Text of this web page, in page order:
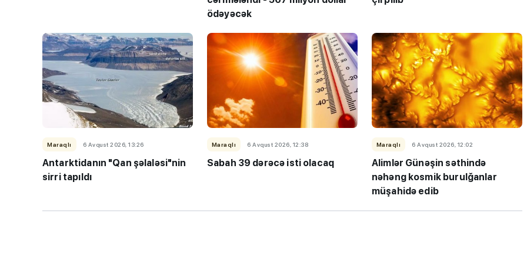
ödəyəcək
Maraqlı 6 Avqust 2026, 13:26
Antarktidanın "Qan şəlaləsi"nin
sirri tapıldı
Maraqlı 6 Avqust 2026, 12:38
Sabah 39 dərəcə isti olacaq
Maraqlı 6 Avqust 2026, 12:02
Alimlər Günəşin səthində
nəhəng kosmik burulğanlar
müşahidə edib
“Həftənin təhsil icmalı”- MİQ,
lisey seçimi, bağçalar və qəbul
imtahanları...
"Həftənin təhsil icmalı": Qəbul
marafonu başa çatdı,
müəllimlərin nəticələri dəyişdi...